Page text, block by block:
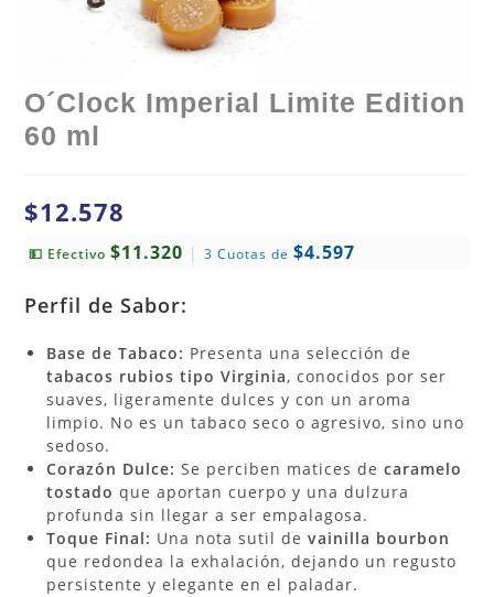
O´Clock Imperial Limite Edition
60 ml
$12.578
💵 Efectivo$11.320 | 3 Cuotas de$4.597
Perfil de Sabor:
Base de Tabaco: Presenta una selección de
tabacos rubios tipo Virginia, conocidos por ser
suaves, ligeramente dulces y con un aroma
limpio. No es un tabaco seco o agresivo, sino uno
sedoso.
Corazón Dulce: Se perciben matices decaramelo
tostado que aportan cuerpo y una dulzura
profunda sin llegar a ser empalagosa.
Toque Final: Una nota sutil devainilla bourbon
que redondea la exhalación, dejando un regusto
persistente y elegante en el paladar.